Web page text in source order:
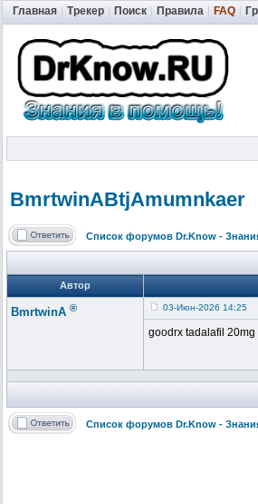
Главная Трекер Поиск Правила FAQ
BmrtwinABtjAmumnkaer
Список форумов Dr.Know -
Автор
BmrtwinA ® 03-Июн-2026 14:25
goodrx tadalafil 20mg
Список форумов Dr.Know -